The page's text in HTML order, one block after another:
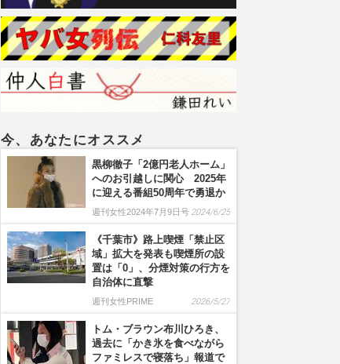
今、あなたにオススメ
黒柳徹子「2億円老人ホーム」
へのお引越しに関心 2025年
に迎える番組50周年で勇退か
週刊女性2024年7月9日号 2024/6/25
《千葉市》路上喫煙「禁止区
域」拡大を発表も喫煙所の設
置は「0」、分煙対策の行方を
自治体に直撃
週刊女性PRIME 2026/5/27
トム・ブラウン布川ひろき、
過去に「かき氷を食べながら
ファミレスで寝落ち」報道で